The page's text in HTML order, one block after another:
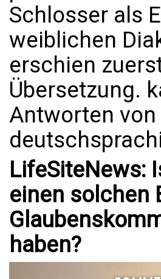
Schlosser als
weiblichen
erschien
Übersetzung.
Antworten
LifeSiteNews:
einen solchen
haben?